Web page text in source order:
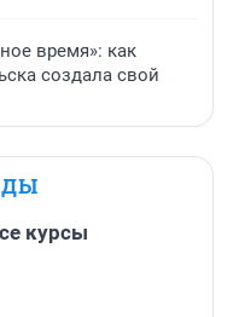
время»: как
создала свой
курсы